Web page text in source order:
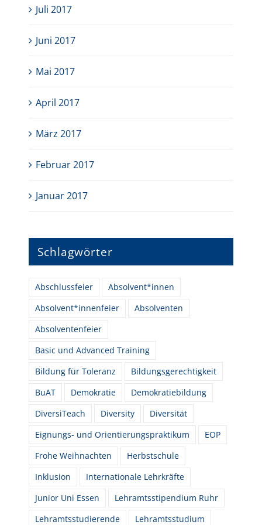
Juli 2017
Juni 2017
Mai 2017
April 2017
März 2017
Februar 2017
Januar 2017
Schlagwörter
Abschlussfeier
Absolvent*innen
Absolvent*innenfeier
Absolventen
Absolventenfeier
Basic und Advanced Training
Bildung für Toleranz
Bildungsgerechtigkeit
BuAT
Demokratie
Demokratiebildung
DiversiTeach
Diversity
Diversität
Eignungs- und Orientierungspraktikum
EOP
Frohe Weihnachten
Herbstschule
Inklusion
Internationale Lehrkräfte
Junior Uni Essen
Lehramtsstipendium Ruhr
Lehramtsstudierende
Lehramtsstudium